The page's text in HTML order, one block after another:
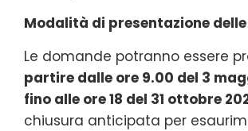
Modalità di presentazione
Le domande potranno essere
partire dalle ore 9.00 del 3
fino alle ore 18 del 31 ottobre
chiusura anticipata per